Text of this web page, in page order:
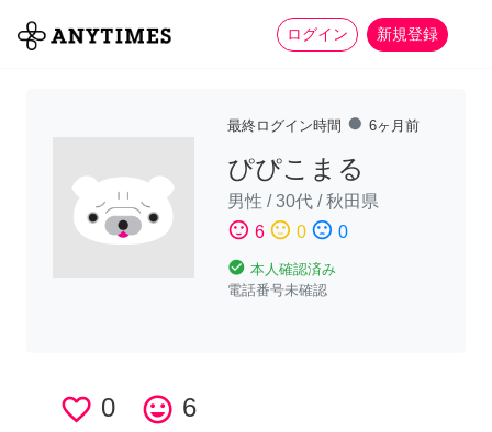
ログイン 新規登録
全て 家事 more_horiz
最終ログイン時間 fiber_manual_record 6ヶ月前
ぴぴこまる
男性 /30代 /秋田県
sentiment_satisfied 6 sentiment_neutral 0 sentiment_dissatisfied 0
check_circle 本人確認済み
電話番号未確認
favorite_border 0 tag_faces 6